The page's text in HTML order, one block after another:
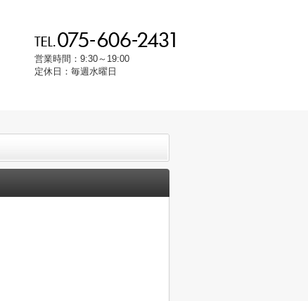
営業時間：9:30～19:00
定休日：毎週水曜日